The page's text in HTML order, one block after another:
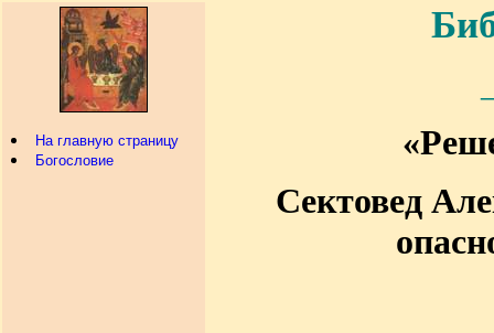
На главную страницу
Богословие
Сектовед